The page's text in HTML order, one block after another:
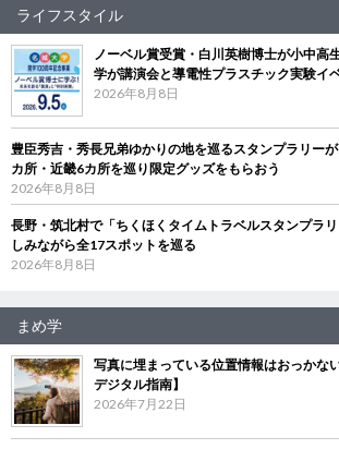
ライフスタイル
ノーベル賞受賞・白川英樹博士が小中
学が講演会と導電性プラスチック実験イ
2026年8月8日
豊臣秀吉・秀長兄弟ゆかりの地を巡るスタンプラリー
カ所・近畿6カ所を巡り限定グッズをもらおう
2026年8月8日
長野・筑北村で「ちくほくタイムトラベルスタンプラ
しみながら全17スポットを巡る
2026年8月8日
まめ学
写真に埋まっている位置情報はおっか
デジタル指南】
2026年7月22日